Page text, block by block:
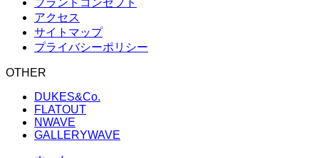
アクセス
サイトマップ
プライバシーポリシー
OTHER
DUKES&Co.
FLATOUT
NWAVE
GALLERYWAVE